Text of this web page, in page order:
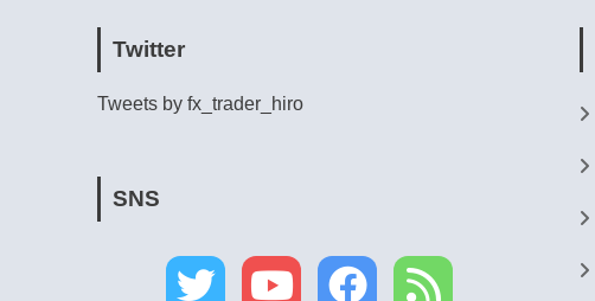
Twitter
Tweets by fx_trader_hiro
SNS